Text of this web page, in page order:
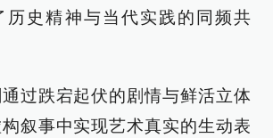
历史精神与当代实践的同频共
过跌宕起伏的剧情与鲜活立体
叙事中实现艺术真实的生动表